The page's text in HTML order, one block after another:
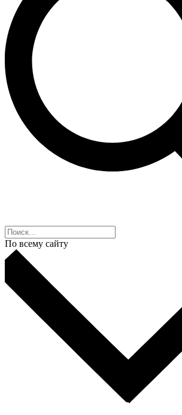
По всему сайту